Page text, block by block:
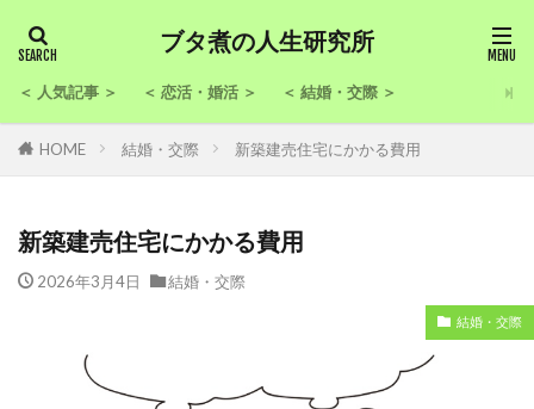
ブタ煮の人生研究所
＜ 人気記事 ＞ ＜ 恋活・婚活 ＞ ＜ 結婚・交際 ＞
HOME 結婚・交際 新築建売住宅にかかる費用
新築建売住宅にかかる費用
2026年3月4日 結婚・交際
結婚・交際